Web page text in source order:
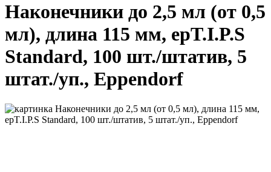
Наконечники до 2,5 мл (от 0,5
мл), длина 115 мм, epT.I.P.S
Standard, 100 шт./штатив, 5
штат./уп., Eppendorf